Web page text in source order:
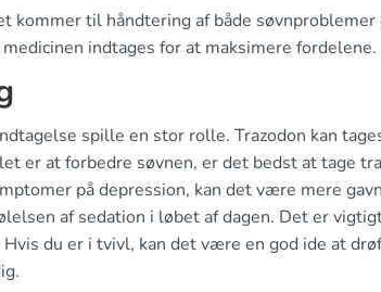
til håndtering af både søvnproblemer
indtages for at maksimere fordelene.
spille en stor rolle. Trazodon kan
er at forbedre søvnen, er det bedst at tage
på depression, kan det være mere
af sedation i løbet af dagen. Det er
du er i tvivl, kan det være en god ide at